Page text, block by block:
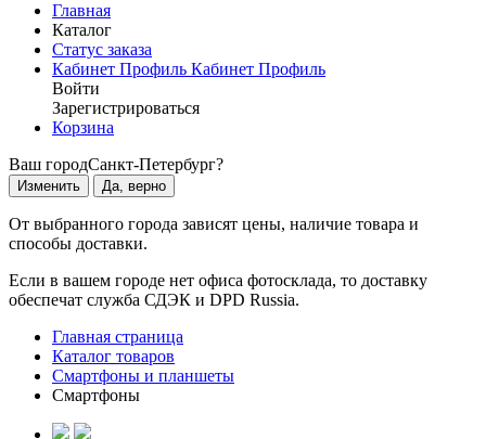
Главная
Каталог
Статус заказа
Кабинет Профиль Кабинет Профиль
Войти
Зарегистрироваться
Корзина
Ваш городСанкт-Петербург?
Изменить Да, верно
От выбранного города зависят цены, наличие товара и
способы доставки.
Если в вашем городе нет офиса фотосклада, то доставку
обеспечат служба СДЭК и DPD Russia.
Главная страница
Каталог товаров
Смартфоны и планшеты
Смартфоны